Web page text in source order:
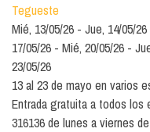
Tegueste
Mié, 13/05/26
Jue, 14/05/26
17/05/26
Mié, 20/05/26
23/05/26
13 al 23 de mayo en varios
Entrada gratuita a todos los
316136 de lunes a viernes